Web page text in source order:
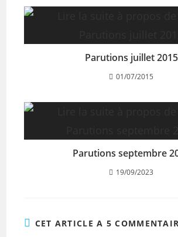
Parutions juillet 2015
01/07/2015
Parutions septembre
19/09/2023
CET ARTICLE A 5